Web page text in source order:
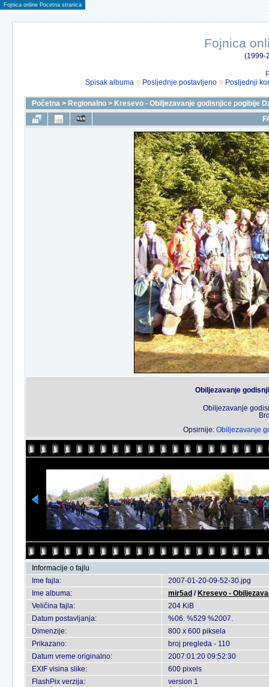
Fojnica online Pocetna stranica
Fojnica
(1999-
Spisak albuma
Posljednje postavljeno Posljednji
Početna > Regionalno > Kresevo - Obiljezavanje godisnjice pogibije
Obiljezavanje
Obiljezavanje
Opsirnije: Obiljezavanje
Informacije o fajlu
Ime fajla:
2007-01-20-09-52-30.jpg
Ime albuma:
mir5ad / Kresevo -
Veličina fajla:
204 KiB
Datum postavljanja:
%06. %529 %2007.
Dimenzije:
800 x 600 piksela
Prikazano:
broj pregleda - 110
Datum vreme originalno:
2007:01:20 09:52:30
EXIF visina slike:
600 pixels
FlashPix verzija:
version 1